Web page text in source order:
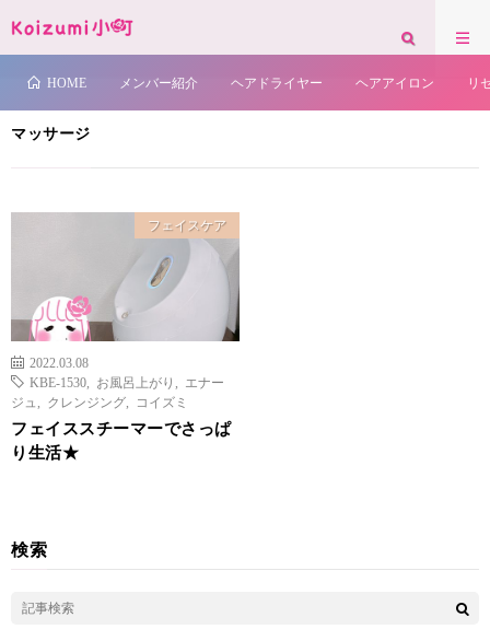
お知らせが表示されます。背景色の変更もできます。
HOME メンバー紹介 ヘアドライヤー ヘアアイロン リ
HOME マッサージ
マッサージ
フェイスケア
2022.03.08
KBE-1530
お風呂上がり
エナー
ジュ
クレンジング コイズミ
フェイススチーマーでさっぱ
り生活★
検索